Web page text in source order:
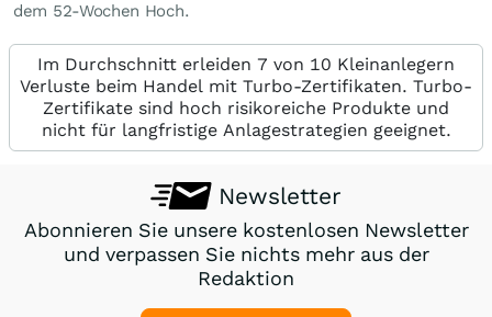
dem 52-Wochen Hoch.
Im Durchschnitt erleiden 7 von 10 Kleinanlegern
Verluste beim Handel mit Turbo-Zertifikaten. Turbo-
Zertifikate sind hoch risikoreiche Produkte und
nicht für langfristige Anlagestrategien geeignet.
Newsletter
Abonnieren Sie unsere kostenlosen Newsletter
und verpassen Sie nichts mehr aus der
Redaktion